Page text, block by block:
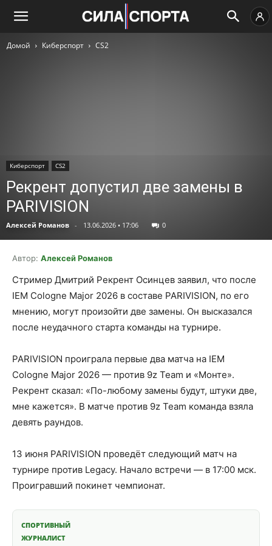
Домой Киберспорт CS2
Киберспорт CS2
Рекрент допустил две замены в
PARIVISION
Алексей Романов - 13.06.2026 • 17:06 0
Автор: Алексей Романов
Стример Дмитрий Рекрент Осинцев заявил, что после
IEM Cologne Major 2026 в составе PARIVISION, по его
мнению, могут произойти две замены. Он высказался
после неудачного старта команды на турнире.
PARIVISION проиграла первые два матча на IEM
Cologne Major 2026 — против 9z Team и «Монте».
Рекрент сказал: «По-любому замены будут, штуки две,
мне кажется». В матче против 9z Team команда взяла
девять раундов.
13 июня PARIVISION проведёт следующий матч на
турнире против Legacy. Начало встречи — в 17:00 мск.
Проигравший покинет чемпионат.
СПОРТИВНЫЙ
ЖУРНАЛИСТ